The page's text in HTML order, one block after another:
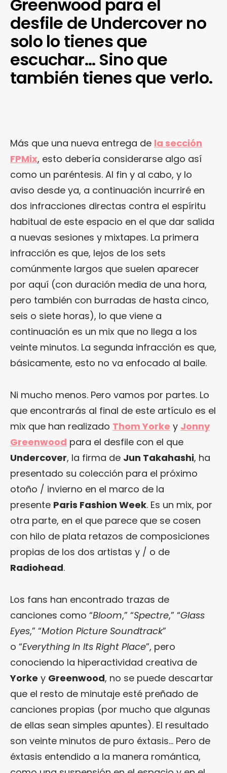
Greenwood para el
desfile de Undercover no
solo lo tienes que
escuchar… Sino que
también tienes que verlo.
Más que una nueva entrega de la sección
FPMix, esto debería considerarse algo así
como un paréntesis. Al fin y al cabo, y lo
aviso desde ya, a continuación incurriré en
dos infracciones directas contra el espíritu
habitual de este espacio en el que dar salida
a nuevas sesiones y mixtapes. La primera
infracción es que, lejos de los sets
comúnmente largos que suelen aparecer
por aquí (con duración media de una hora,
pero también con burradas de hasta cinco,
seis o siete horas), lo que viene a
continuación es un mix que no llega a los
veinte minutos. La segunda infracción es que,
básicamente, esto no va enfocado al baile.
Ni mucho menos. Pero vamos por partes. Lo
que encontrarás al final de este artículo es el
mix que han realizado Thom Yorke y Jonny
Greenwood para el desfile con el que
Undercover, la firma de Jun Takahashi, ha
presentado su colección para el próximo
otoño / invierno en el marco de la
presente Paris Fashion Week. Es un mix, por
otra parte, en el que parece que se cosen
con hilo de plata retazos de composiciones
propias de los dos artistas y / o de
Radiohead.
Los fans han encontrado trazas de
canciones como “Bloom,” “Spectre,” “Glass
Eyes,” “Motion Picture Soundtrack”
o “Everything In Its Right Place”, pero
conociendo la hiperactividad creativa de
Yorke y Greenwood, no se puede descartar
que el resto de minutaje esté preñado de
canciones propias (por mucho que algunas
de ellas sean simples apuntes). El resultado
son veinte minutos de puro éxtasis… Pero de
éxtasis entendido a la manera romántica,